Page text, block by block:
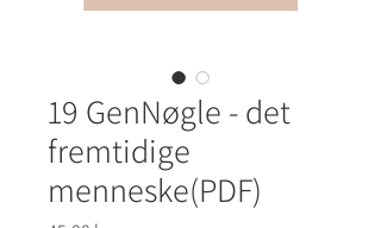
19 GenNøgle - det
fremtidige
menneske(PDF)